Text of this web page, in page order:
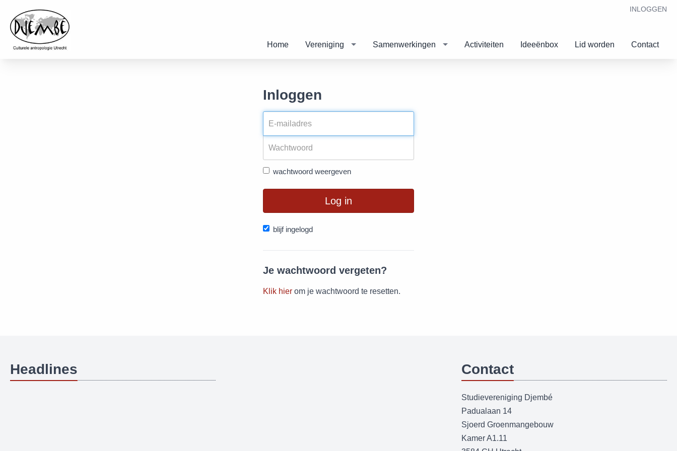
INLOGGEN
Home Vereniging Samenwerkingen Activiteiten Ideeënbox Lid worden Contact
Inloggen
wachtwoord weergeven
Log in
blijf ingelogd
Je wachtwoord vergeten?
Klik hier om je wachtwoord te resetten.
Headlines Contact
Studievereniging Djembé
Padualaan 14
Sjoerd Groenmangebouw
Kamer A1.11